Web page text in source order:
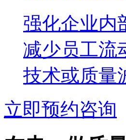
强化企业内
减少员工流
技术或质量
立即预约咨询